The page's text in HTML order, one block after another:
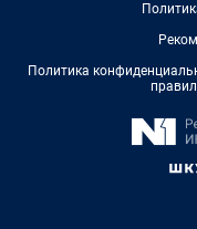
Политика